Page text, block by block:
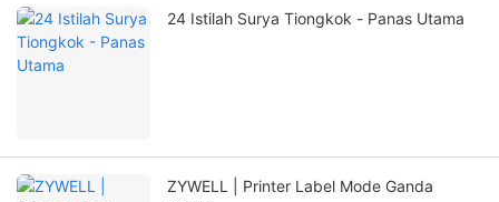
24 Istilah Surya Tiongkok - Panas Utama
ZYWELL | Printer Label Mode Ganda